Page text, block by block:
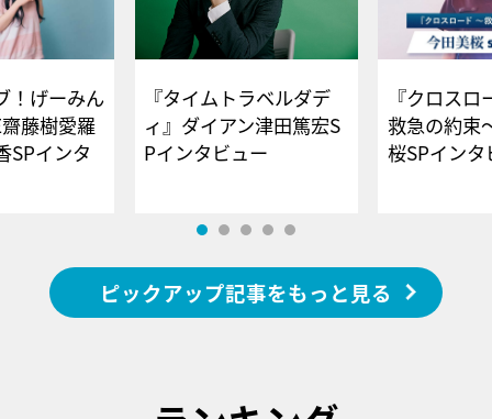
！げーみん
藤樹愛羅
SPインタ
『タイムトラベルダデ
ィ』ダイアン津田篤宏S
Pインタビュー
『クロス
救急の約束
桜SPイ
ピックアップ記事をもっと見る